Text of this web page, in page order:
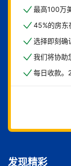
最高100万
45%的房东
选择即刻确
我们将协助
每日收款。
发现精彩